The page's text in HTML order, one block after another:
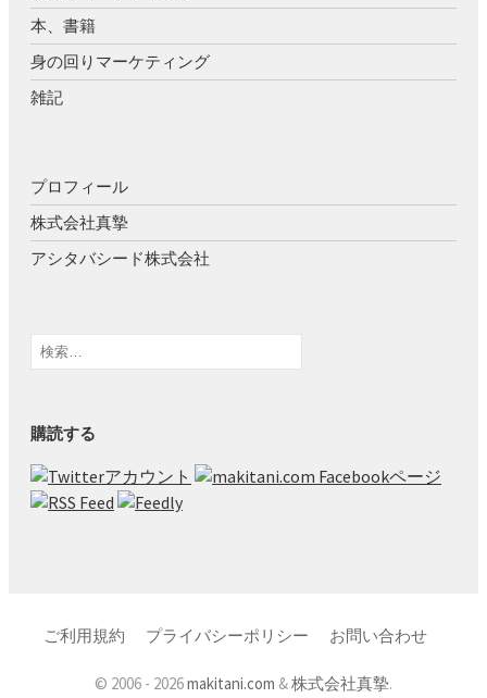
本、書籍
身の回りマーケティング
雑記
プロフィール
株式会社真摯
アシタバシード株式会社
検
索:
購読する
ご利用規約 プライバシーポリシー お問い合わせ
© 2006 - 2026makitani.com &株式会社真摯.